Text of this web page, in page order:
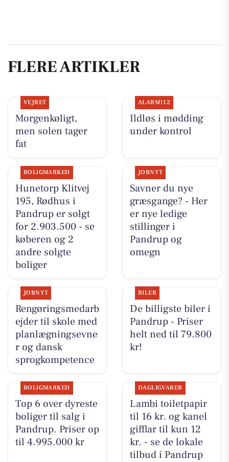
FLERE ARTIKLER
VEJRET
Morgenkøligt,
men solen tager
fat
ALARM112
Ildløs i mødding
under kontrol
BOLIGMARKED
Hunetorp Klitvej
195, Rødhus i
Pandrup er solgt
for 2.903.500 - se
køberen og 2
andre solgte
boliger
JOBNYT
Savner du nye
græsgange? - Her
er nye ledige
stillinger i
Pandrup og
omegn
JOBNYT
Rengøringsmedarb
ejder til skole med
planlægningsevne
r og dansk
sprogkompetence
BILER
De billigste biler i
Pandrup - Priser
helt ned til 79.800
kr!
BOLIGMARKED
Top 6 over dyreste
boliger til salg i
Pandrup. Priser op
til 4.995.000 kr
DAGLIGVARER
Lambi toiletpapir
til 16 kr. og kanel
gifflar til kun 12
kr. - se de lokale
tilbud i Pandrup